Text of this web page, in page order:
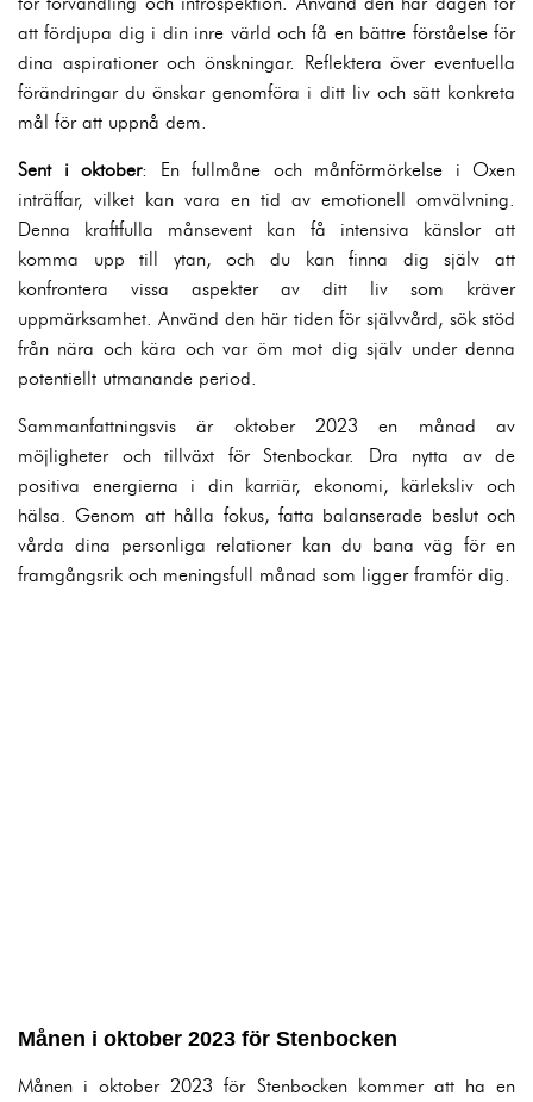
att fördjupa dig i din inre värld och få en bättre förståelse för
dina aspirationer och önskningar. Reflektera över eventuella
förändringar du önskar genomföra i ditt liv och sätt konkreta
mål för att uppnå dem.
Sent i oktober: En fullmåne och månförmörkelse i Oxen
inträffar, vilket kan vara en tid av emotionell omvälvning.
Denna kraftfulla månsevent kan få intensiva känslor att
komma upp till ytan, och du kan finna dig själv att
konfrontera vissa aspekter av ditt liv som kräver
uppmärksamhet. Använd den här tiden för självvård, sök stöd
från nära och kära och var öm mot dig själv under denna
potentiellt utmanande period.
Sammanfattningsvis är oktober 2023 en månad av
möjligheter och tillväxt för Stenbockar. Dra nytta av de
positiva energierna i din karriär, ekonomi, kärleksliv och
hälsa. Genom att hålla fokus, fatta balanserade beslut och
vårda dina personliga relationer kan du bana väg för en
framgångsrik och meningsfull månad som ligger framför dig.
Månen i oktober 2023 för Stenbocken
Månen i oktober 2023 för Stenbocken kommer att ha en